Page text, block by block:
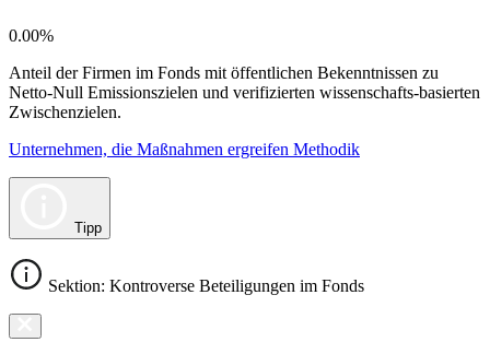
0.00%
Anteil der Firmen im Fonds mit öffentlichen Bekenntnissen zu
Netto-Null Emissionszielen und verifizierten wissenschafts-basierten
Zwischenzielen.
Unternehmen, die Maßnahmen ergreifen Methodik
Tipp
Sektion: Kontroverse Beteiligungen im Fonds